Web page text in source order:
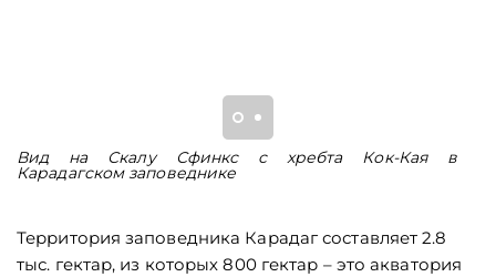
Вид на Скалу Сфинкс с хребта Кок-Кая в
Карадагском заповеднике
Территория заповедника Карадаг составляет 2.8
тыс. гектар, из которых 800 гектар – это акватория